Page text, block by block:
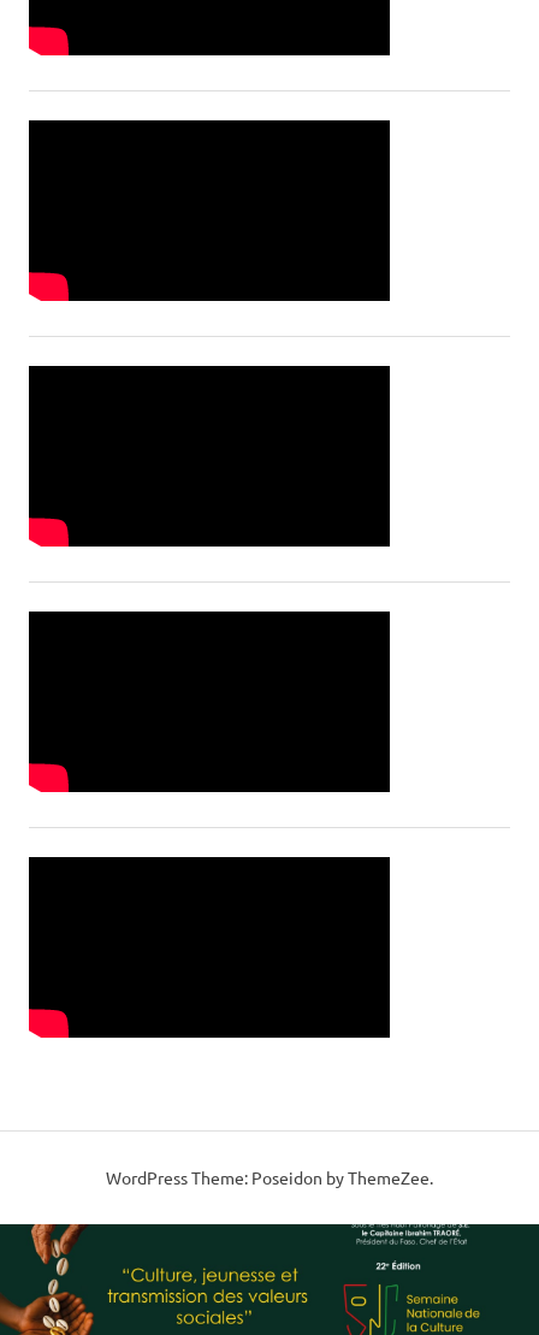
WordPress Theme: Poseidon by ThemeZee.